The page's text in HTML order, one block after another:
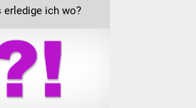
Stadtarchiv
Zehntscheuer
Bürgerhaus
erledige ich wo?